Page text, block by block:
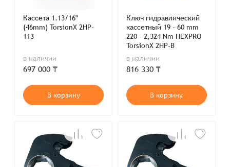
Кассета 1.13/16"
(46mm) TorsionX 2HP-
113
в наличии
697 000 ₸
В корзину
Ключ гидравлический
кассетный 19 - 60 mm
220 - 2,324 Nm HEXPRO
TorsionX 2HP-B
в наличии
816 330 ₸
В корзину